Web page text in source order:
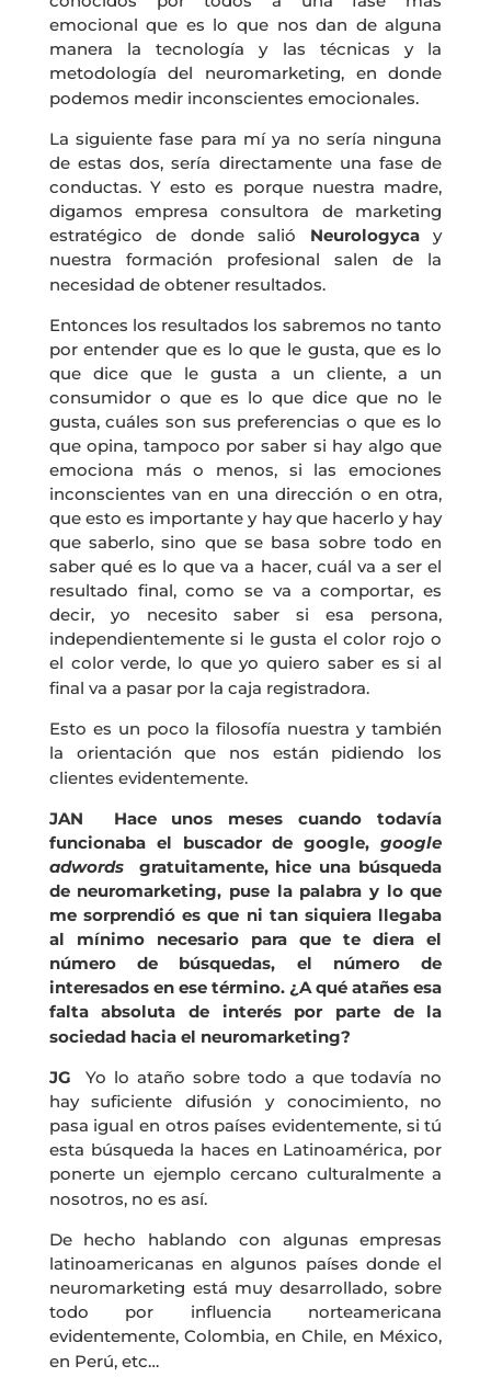
emocional que es lo que nos dan de alguna
manera la tecnología y las técnicas y la
metodología del neuromarketing, en donde
podemos medir inconscientes emocionales.
La siguiente fase para mí ya no sería ninguna
de estas dos, sería directamente una fase de
conductas. Y esto es porque nuestra madre,
digamos empresa consultora de marketing
estratégico de donde salió Neurologycay
nuestra formación profesional salen de la
necesidad de obtener resultados.
Entonces los resultados los sabremos no tanto
por entender que es lo que le gusta, que es lo
que dice que le gusta a un cliente, a un
consumidor o que es lo que dice que no le
gusta, cuáles son sus preferencias o que es lo
que opina, tampoco por saber si hay algo que
emociona más o menos, si las emociones
inconscientes van en una dirección o en otra,
que esto es importante y hay que hacerlo y hay
que saberlo, sino que se basa sobre todo en
saber qué es lo que va a hacer, cuál va a ser el
resultado final, como se va a comportar, es
decir, yo necesito saber si esa persona,
independientemente si le gusta el color rojo o
el color verde, lo que yo quiero saber es si al
final va a pasar por la caja registradora.
Esto es un poco la filosofía nuestra y también
la orientación que nos están pidiendo los
clientes evidentemente.
JAN Hace unos meses cuando todavía
funcionaba el buscador de google,google
adwords
gratuitamente, hice una búsqueda
de neuromarketing, puse la palabra y lo que
me sorprendió es que ni tan siquiera llegaba
al mínimo necesario para que te diera el
número de búsquedas, el número de
interesados en ese término. ¿A qué atañes esa
falta absoluta de interés por parte de la
sociedad hacia el neuromarketing?
JG Yo lo ataño sobre todo a que todavía no
hay suficiente difusión y conocimiento, no
pasa igual en otros países evidentemente, si tú
esta búsqueda la haces en Latinoamérica, por
ponerte un ejemplo cercano culturalmente a
nosotros, no es así.
De hecho hablando con algunas empresas
latinoamericanas en algunos países donde el
neuromarketing está muy desarrollado, sobre
todo por influencia norteamericana
evidentemente, Colombia, en Chile, en México,
en Perú, etc…